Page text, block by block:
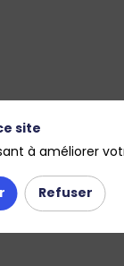
site
à améliorer
Refuser